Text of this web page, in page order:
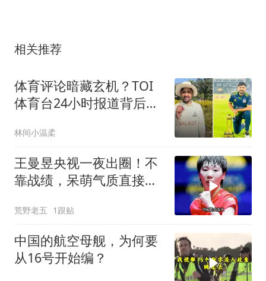
相关推荐
体育评论暗藏玄机？TOI
体育台24小时报道背后的
林间小温柔
王曼昱央视一夜出圈！不
靠战绩，呆萌气质直接圈
荒野老五 1跟贴
中国的航空母舰，为何要
从16号开始编？